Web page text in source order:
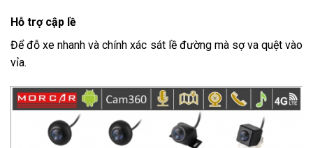
Hỗ trợ cập lề
Để đỗ xe nhanh và chính xác sát lề đường mà sợ va quệt vào
vỉa.